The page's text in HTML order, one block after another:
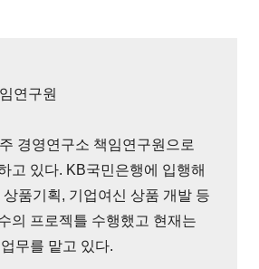
연구원
경영연구소 책임연구원으로
고 있다. KB국민은행에 입행해
품기획, 기업여신 상품 개발 등
의 프로젝틀 수행했고 현재는
무를 맡고 있다.